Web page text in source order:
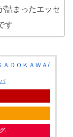
詰まったエッセ
す
ＡＤＯＫＡＷＡ/